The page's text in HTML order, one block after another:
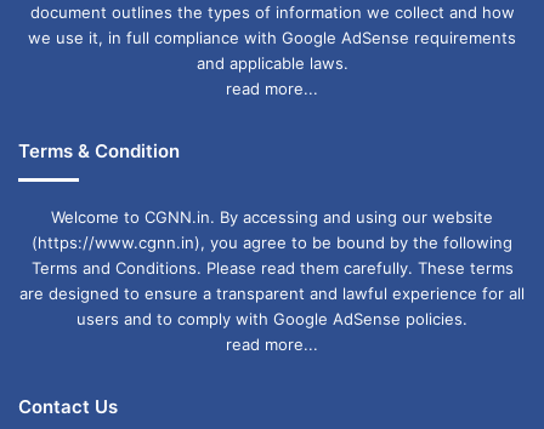
document outlines the types of information we collect and how
we use it, in full compliance with Google AdSense requirements
and applicable laws.
read more...
Terms & Condition
Welcome to CGNN.in. By accessing and using our website
(https://www.cgnn.in), you agree to be bound by the following
Terms and Conditions. Please read them carefully. These terms
are designed to ensure a transparent and lawful experience for all
users and to comply with Google AdSense policies.
read more...
Contact Us